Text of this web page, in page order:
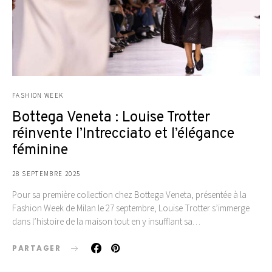
FASHION WEEK
Bottega Veneta : Louise Trotter
réinvente l’Intrecciato et l’élégance
féminine
28 SEPTEMBRE 2025
Pour sa première collection chez Bottega Veneta, présentée à la
Fashion Week de Milan le 27 septembre, Louise Trotter s’immerge
dans l’histoire de la maison tout en y insufflant sa…
PARTAGER